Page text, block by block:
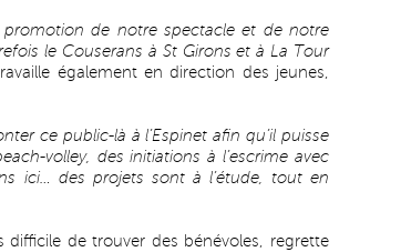
de notre spectacle et de notre
le Couserans à St Girons et à La Tour
également en direction des jeunes,
ce public-là à l’Espinet afin qu’il puisse
volley, des initiations à l’escrime avec
ici… des projets sont à l’étude, tout en
de trouver des bénévoles, regrette